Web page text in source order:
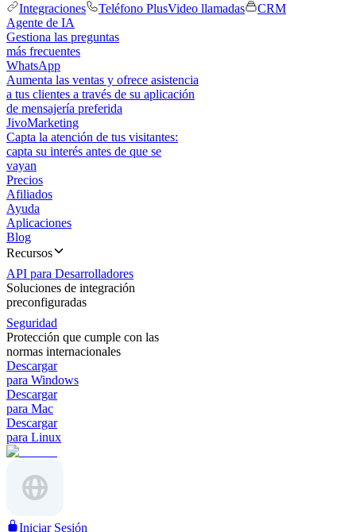
Integraciones
Teléfono PlusVideo llamadas
CRM
Agente de IA
Gestiona las preguntas
más frecuentes
WhatsApp
Aumenta las ventas y ofrece asistencia
a tus clientes a través de su aplicación
de mensajería preferida
JivoMarketing
Capta la atención de tus visitantes:
capta su interés antes de que se
vayan
Precios
Afiliados
Ayuda
Aplicaciones
Blog
Recursos
API para Desarrolladores
Soluciones de integración
preconfiguradas
Seguridad
Protección que cumple con las
normas internacionales
Descargar
para Windows
Descargar
para Mac
Descargar
para Linux
Iniciar Sesión